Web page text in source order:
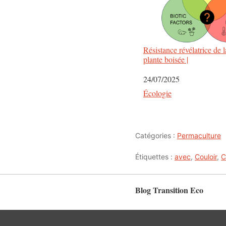
Résistance révélatrice de
plante boisée |
Date
24/07/2025
Par rapport à
Écologie
Catégories : Permaculture
Étiquettes : avec, Couloir,
Blog Transition Eco